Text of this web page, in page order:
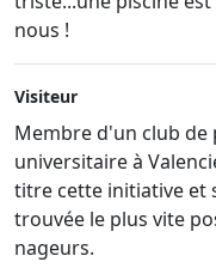
nous !
Visiteur
Membre d'un club de
universitaire à
titre cette initiative et
trouvée le plus vite
nageurs.